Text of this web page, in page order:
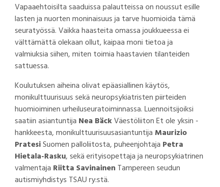
Vapaaehtoisilta saaduissa palautteissa on noussut esille
lasten ja nuorten moninaisuus ja tarve huomioida tämä
seuratyössä. Vaikka haasteita omassa joukkueessa ei
välttämättä olekaan ollut, kaipaa moni tietoa ja
valmiuksia siihen, miten toimia haastavien tilanteiden
sattuessa.
Koulutuksen aiheina olivat epäasiallinen käytös,
monikulttuurisuus sekä neuropsykiatristen piirteiden
huomioiminen urheiluseuratoiminnassa. Luennoitsijoiksi
saatiin asiantuntija Nea BäckVäestöliiton Et ole yksin -
hankkeesta, monikulttuurisuusasiantuntija Maurizio
PratesiSuomen palloliitosta, puheenjohtaja Petra
Hietala-Rasku, sekä erityisopettaja ja neuropsykiatrinen
valmentaja Riitta SavinainenTampereen seudun
autismiyhdistys TSAU ry:stä.